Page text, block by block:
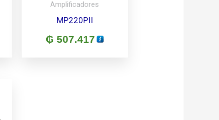
Amplificadores
MP220PII
₲ 507.417